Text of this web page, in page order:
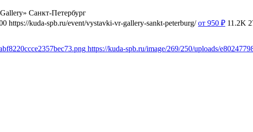
Санкт-Петербург
https://kuda-spb.ru/event/vystavki-vr-gallery-sankt-peterburg/ от 950 ₽ 11.2K
https://kuda-spb.ru/image/269/250/uploads/